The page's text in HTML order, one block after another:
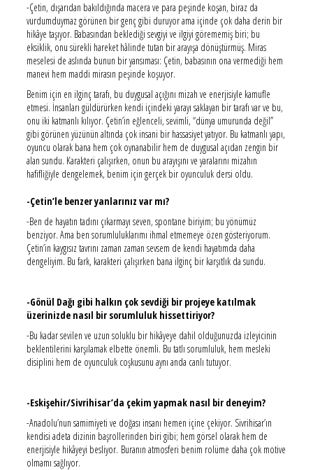
-Çetin, dışarıdan bakıldığında macera ve para peşinde koşan, biraz da
vurdumduymaz görünen bir genç gibi duruyor ama içinde çok daha derin bir
hikâye taşıyor. Babasından beklediği sevgiyi ve ilgiyi görememiş biri; bu
eksiklik, onu sürekli hareket hâlinde tutan bir arayışa dönüştürmüş. Miras
meselesi de aslında bunun bir yansıması: Çetin, babasının ona vermediği hem
manevi hem maddi mirasın peşinde koşuyor.
Benim için en ilginç tarafı, bu duygusal açığını mizah ve enerjisiyle kamufle
etmesi. İnsanları güldürürken kendi içindeki yarayı saklayan bir tarafı var ve bu,
onu iki katmanlı kılıyor. Çetin’in eğlenceli, sevimli, “dünya umurunda değil”
gibi görünen yüzünün altında çok insani bir hassasiyet yatıyor. Bu katmanlı yapı,
oyuncu olarak bana hem çok oynanabilir hem de duygusal açıdan zengin bir
alan sundu. Karakteri çalışırken, onun bu arayışını ve yaralarını mizahın
hafifliğiyle dengelemek, benim için gerçek bir oyunculuk dersi oldu.
-Çetin’le benzer yanlarınız var mı?
-Ben de hayatın tadını çıkarmayı seven, spontane biriyim; bu yönümüz
benziyor. Ama ben sorumluluklarımı ihmal etmemeye özen gösteriyorum.
Çetin’in kaygısız tavrını zaman zaman sevsem de kendi hayatımda daha
dengeliyim. Bu fark, karakteri çalışırken bana ilginç bir karşıtlık da sundu.
-Gönül Dağı gibi halkın çok sevdiği bir projeye katılmak
üzerinizde nasıl bir sorumluluk hissettiriyor?
-Bu kadar sevilen ve uzun soluklu bir hikâyeye dahil olduğunuzda izleyicinin
beklentilerini karşılamak elbette önemli. Bu tatlı sorumluluk, hem mesleki
disiplini hem de oyunculuk coşkusunu aynı anda canlı tutuyor.
-Eskişehir/Sivrihisar’da çekim yapmak nasıl bir deneyim?
-Anadolu’nun samimiyeti ve doğası insanı hemen içine çekiyor. Sivrihisar’ın
kendisi adeta dizinin başrollerinden biri gibi; hem görsel olarak hem de
enerjisiyle hikâyeyi besliyor. Buranın atmosferi benim rolüme daha çok motive
olmamı sağlıyor.